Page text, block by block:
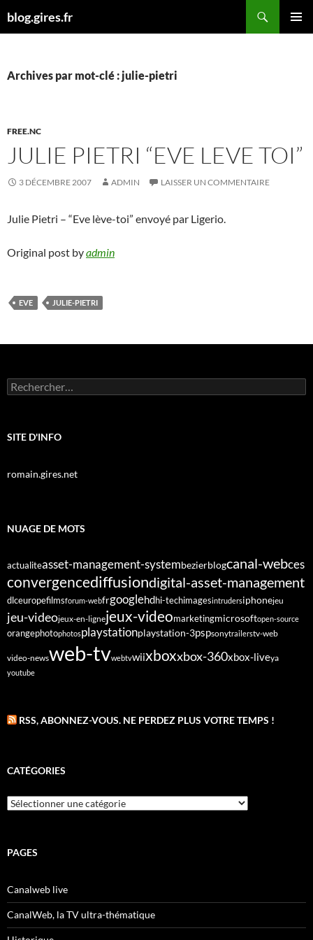
aublog.gires.fr
Archives par mot-clé : julie-pietri
FREE.NC
JULIE PIETRI “EVE LEVE TOI”
3 DÉCEMBRE 2007 ADMIN LAISSER UN COMMENTAIRE
Julie Pietri – “Eve lève-toi” envoyé par Ligerio.
Original post byadmin
EVE JULIE-PIETRI
Rechercher :
SITE D'INFO
romain.gires.net
NUAGE DE MOTS
actualiteasset-management-systembezierblogcanal-webces
convergencediffusiondigital-asset-management
dlceuropefilmsforum-webfrgooglehdhi-techimagesintrudersiphonejeu
jeu-videojeux-en-lignejeux-videomarketingmicrosoftopen-source
orangephotophotosplaystationplaystation-3pspsonytrailerstv-web
video-newsweb-tvwebtvwiixboxxbox-360xbox-liveya
youtube
RSS, ABONNEZ-VOUS. NE PERDEZ PLUS VOTRE TEMPS !
CATÉGORIES
Catégories
PAGES
Canalweb live
CanalWeb, la TV ultra-thématique